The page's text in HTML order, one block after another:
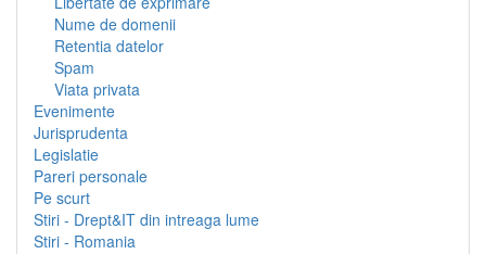
Nume de domenii
Retentia datelor
Spam
Viata privata
Evenimente
Jurisprudenta
Legislatie
Pareri personale
Pe scurt
Stiri - Drept&IT din intreaga lume
Stiri - Romania